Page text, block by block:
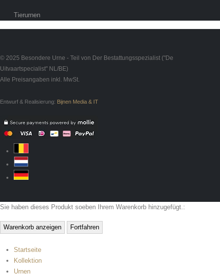
Tierurnen
© 2025 Besondere Urne - Teil von Der Bestattungsspezialist ("De
Uitvaartspecialist" NL/BE)
Alle Preisangaben inkl. MwSt.
Entwurf & Realisierung: Bijnen Media & IT
Sie haben dieses Produkt soeben Ihrem Warenkorb hinzugefügt.:
Warenkorb anzeigen Fortfahren
Startseite
Kollektion
Urnen